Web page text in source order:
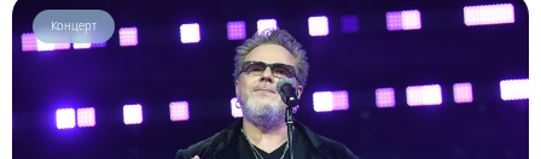
Концерт